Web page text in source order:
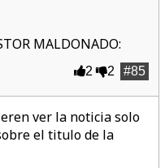
:
#85
2 2
ver la noticia solo
el titulo de la